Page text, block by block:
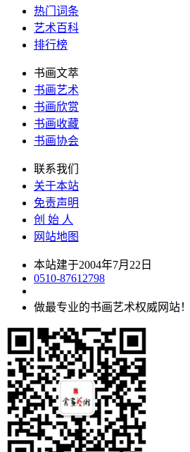
热门词条
艺术百科
排行榜
书画文萃
书画艺术
书画欣赏
书画收藏
书画协会
联系我们
关于本站
免责声明
创 始 人
网站地图
本站建于2004年7月22日
0510-87612798
做最专业的书画艺术权威网站！